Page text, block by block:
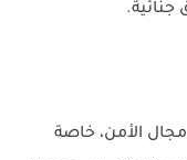
الأمن، خاصة